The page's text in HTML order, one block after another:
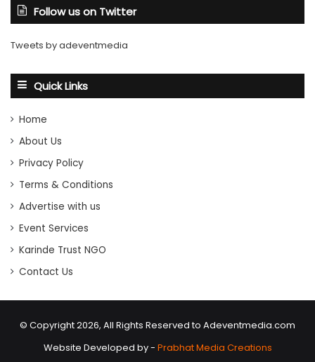
Follow us on Twitter
Tweets by adeventmedia
Quick Links
Home
About Us
Privacy Policy
Terms & Conditions
Advertise with us
Event Services
Karinde Trust NGO
Contact Us
© Copyright 2026, All Rights Reserved to Adeventmedia.com
Website Developed by - Prabhat Media Creations